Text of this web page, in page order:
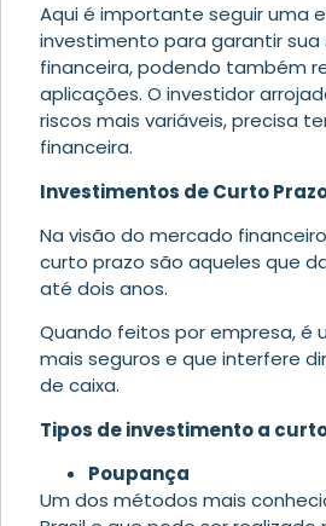
Aqui é importante seguir uma
investimento para garantir sua
financeira, podendo também
aplicações. O investidor
riscos mais variáveis, precisa
financeira.
Investimentos de Curto
Na visão do mercado
curto prazo são aqueles que
até dois anos.
Quando feitos por empresa, é
mais seguros e que interfere
de caixa.
Tipos de investimento a
Poupança
Um dos métodos mais